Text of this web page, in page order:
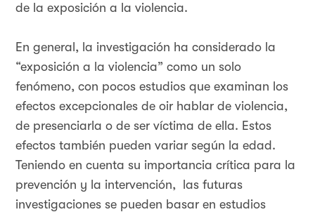
de la exposición a la violencia.
En general, la investigación ha considerado la
“exposición a la violencia” como un solo
fenómeno, con pocos estudios que examinan los
efectos excepcionales de oir hablar de violencia,
de presenciarla o de ser víctima de ella. Estos
efectos también pueden variar según la edad.
Teniendo en cuenta su importancia crítica para la
prevención y la intervención, las futuras
investigaciones se pueden basar en estudios